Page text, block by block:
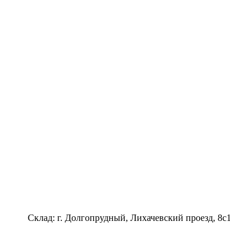
Склад: г. Долгопрудный, Лихачевский проезд, 8c1